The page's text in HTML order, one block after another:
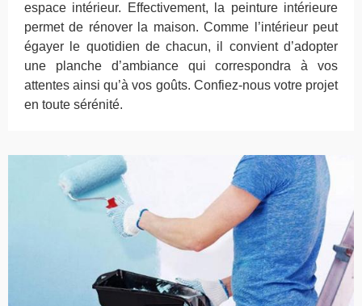
espace intérieur. Effectivement, la peinture intérieure
permet de rénover la maison. Comme l’intérieur peut
égayer le quotidien de chacun, il convient d’adopter
une planche d’ambiance qui correspondra à vos
attentes ainsi qu’à vos goûts. Confiez-nous votre projet
en toute sérénité.